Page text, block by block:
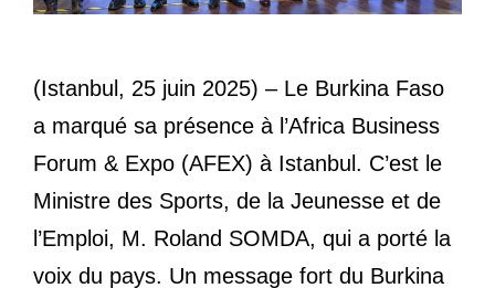
(Istanbul, 25 juin 2025) – Le Burkina Faso
a marqué sa présence à l’Africa Business
Forum & Expo (AFEX) à Istanbul. C’est le
Ministre des Sports, de la Jeunesse et de
l’Emploi, M. Roland SOMDA, qui a porté la
voix du pays. Un message fort du Burkina